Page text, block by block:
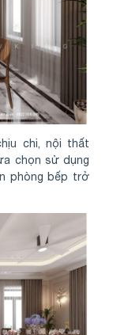
chi, nội thất
chọn sử dụng
phòng bếp trở